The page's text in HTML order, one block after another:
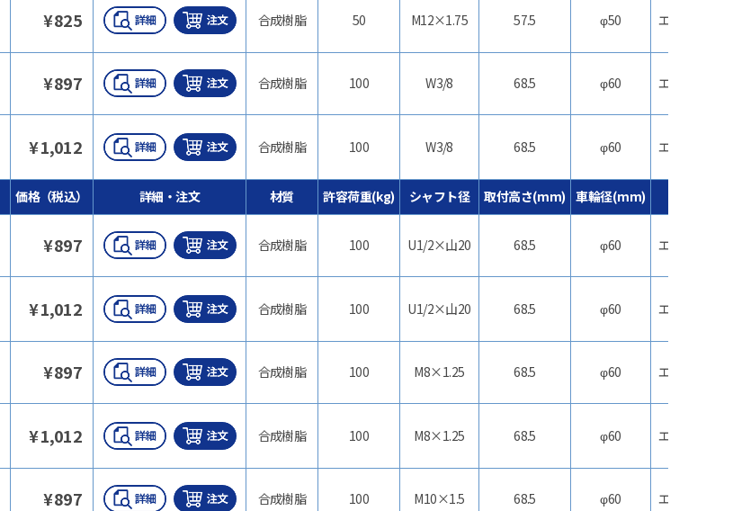
¥825
¥897
¥1,012
価格（税込） 詳細・注文
¥897
¥1,012
¥897
¥1,012
¥897
合成樹脂 50 M12×1.75 57.5 φ50 エラストマー
合成樹脂 100 W3/8 68.5 φ60 エラストマー
合成樹脂 100 W3/8 68.5 φ60 エラストマー
材質 許容荷重(kg) シャフト径 取付高さ(mm) 車輪径(mm)
合成樹脂 100 U1/2×山20 68.5 φ60 エラストマー
合成樹脂 100 U1/2×山20 68.5 φ60 エラストマー
合成樹脂 100 M8×1.25 68.5 φ60 エラストマー
合成樹脂 100 M8×1.25 68.5 φ60 エラストマー
合成樹脂 100 M10×1.5 68.5 φ60 エラストマー